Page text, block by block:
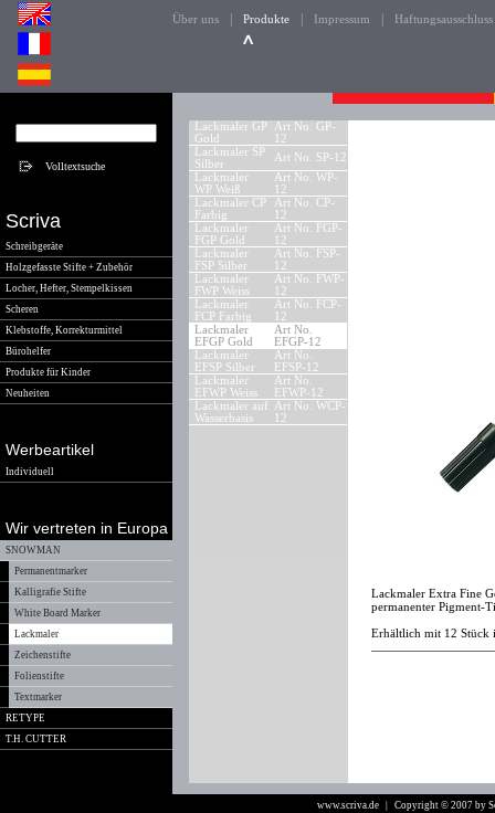
Über uns Produkte Impressum Haftungsausschluss
Scriva
Schreibgeräte
Holzgefasste Stifte + Zubehör
Locher, Hefter, Stempelkissen
Scheren
Klebstoffe, Korrekturmittel
Bürohelfer
Produkte für Kinder
Neuheiten
Werbeartikel
Individuell
Wir vertreten in Europa
SNOWMAN
Permanentmarker
Kalligrafie Stifte
White Board Marker
Lackmaler
Zeichenstifte
Folienstifte
Textmarker
RETYPE
T.H. CUTTER
Lackmaler GP
Gold
Art No. GP-
12
Lackmaler SP
Silber
Art No. SP-12
Lackmaler
WP Weiß
Art No. WP-
12
Lackmaler CP
Farbig
Art No. CP-
12
Lackmaler
FGP Gold
Art No. FGP-
12
Lackmaler
FSP Silber
Art No. FSP-
12
Lackmaler
FWP Weiss
Art No. FWP-
12
Lackmaler
FCP Farbig
Art No. FCP-
12
Lackmaler
EFGP Gold
Art No.
EFGP-12
Lackmaler
EFSP Silber
Art No.
EFSP-12
Lackmaler
EFWP Weiss
Art No.
EFWP-12
Lackmaler auf
Wasserbasis
Art No. WCP-
12
Lackmaler Extra Fine
permanenter Pigment-
Erhältlich mit 12 Stück
www.scriva.de | Copyright © 2007 by